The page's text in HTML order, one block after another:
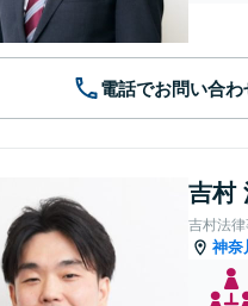
電話でお問い合わ
吉村
吉村法
神奈